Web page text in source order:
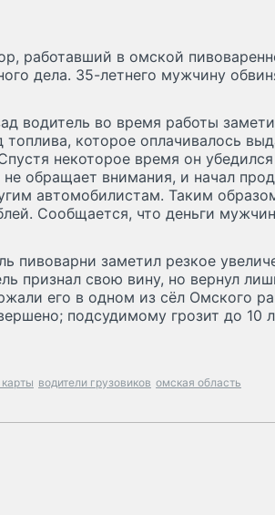
работавший в омской
дела. 35-летнего мужчину
водитель во время работы
которое оплачивалось
некоторое время он
обращает внимания, и начал
автомобилистам. Таким
Сообщается, что деньги
пивоварни заметил резкое
признал свою вину, но вернул
его в одном из сёл Омского
подсудимому грозит до 10
водители грузовиков омская область